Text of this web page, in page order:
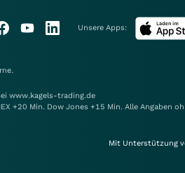
Unsere Apps:
www.kagels-trading.de
+20 Min. Dow Jones +15 Min. Alle Angaben
Mit Unterstützung